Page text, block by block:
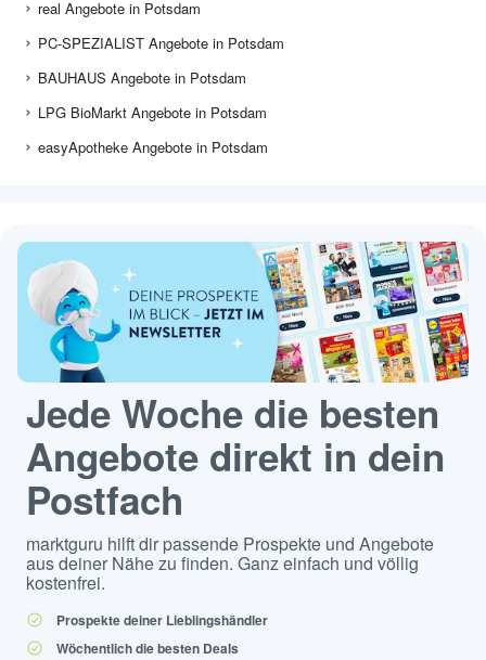
real Angebote in Potsdam
PC-SPEZIALIST Angebote in Potsdam
BAUHAUS Angebote in Potsdam
LPG BioMarkt Angebote in Potsdam
easyApotheke Angebote in Potsdam
Jede Woche die besten
Angebote direkt in dein
Postfach
marktguru hilft dir passende Prospekte und Angebote
aus deiner Nähe zu finden. Ganz einfach und völlig
kostenfrei.
Prospekte deiner Lieblingshändler
Wöchentlich die besten Deals